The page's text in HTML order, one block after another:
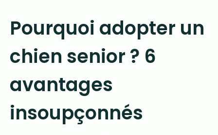
Pourquoi adopter un
chien senior ? 6
avantages
insoupçonnés